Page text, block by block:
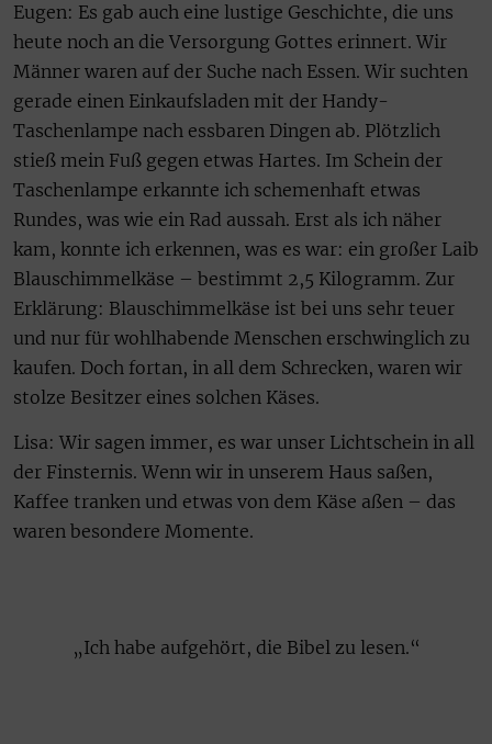
Eugen: Es gab auch eine lustige Geschichte, die uns
heute noch an die Versorgung Gottes erinnert. Wir
Männer waren auf der Suche nach Essen. Wir suchten
gerade einen Einkaufsladen mit der Handy-
Taschenlampe nach essbaren Dingen ab. Plötzlich
stieß mein Fuß gegen etwas Hartes. Im Schein der
Taschenlampe erkannte ich schemenhaft etwas
Rundes, was wie ein Rad aussah. Erst als ich näher
kam, konnte ich erkennen, was es war: ein großer Laib
Blauschimmelkäse – bestimmt 2,5 Kilogramm. Zur
Erklärung: Blauschimmelkäse ist bei uns sehr teuer
und nur für wohlhabende Menschen erschwinglich zu
kaufen. Doch fortan, in all dem Schrecken, waren wir
stolze Besitzer eines solchen Käses.
Lisa: Wir sagen immer, es war unser Lichtschein in all
der Finsternis. Wenn wir in unserem Haus saßen,
Kaffee tranken und etwas von dem Käse aßen – das
waren besondere Momente.
„Ich habe aufgehört, die Bibel zu lesen.“